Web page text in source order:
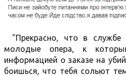
"Прекрасно, что в службе
молодые опера, к
информацией о заказе на
боишься, что тебя сольют